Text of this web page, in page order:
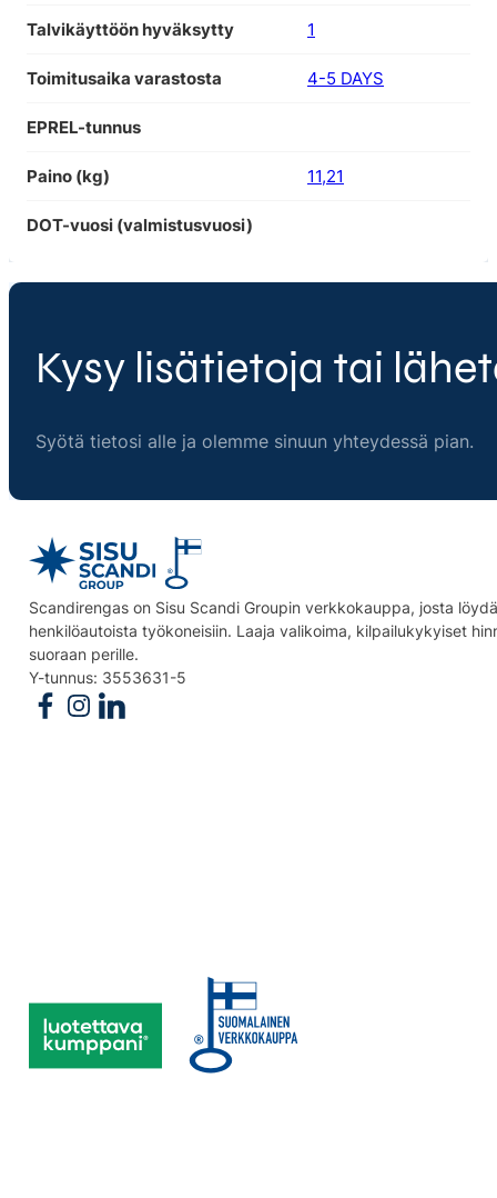
Talvikäyttöön hyväksytty 1
Toimitusaika varastosta 4-5 DAYS
EPREL-tunnus
Paino (kg) 11,21
DOT-vuosi (valmistusvuosi)
Kysy lisätietoja tai
Syötä tietosi alle ja olemme sinuun yhteydessä pian.
Scandirengas on Sisu Scandi Groupin verkkokauppa, josta
henkilöautoista työkoneisiin. Laaja valikoima, kilpailukykyiset
suoraan perille.
Y-tunnus: 3553631-5
Follow us on Facebook
Follow us on Instagram
Follow us on Linkedin